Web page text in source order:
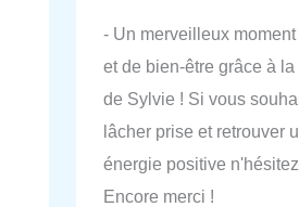
- Un merveilleux
et de bien-être grâce à
de Sylvie ! Si vous
lâcher prise et retrouver
énergie positive
Encore merci !